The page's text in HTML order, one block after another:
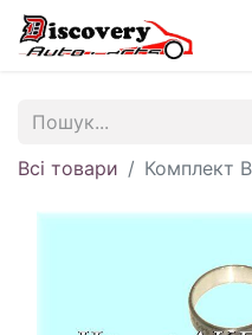
Всі товари Комплект